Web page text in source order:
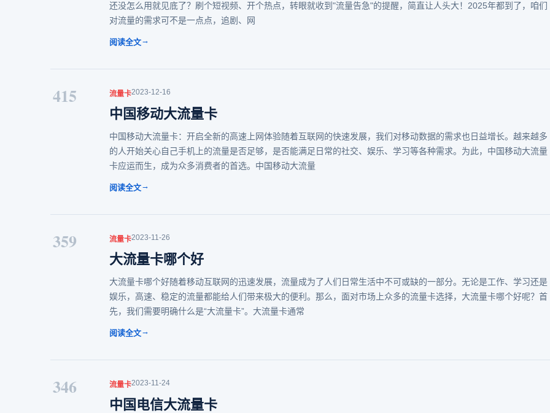
还没怎么用就见底了？刷个短视频、开个热点，转眼就收到"流量告急"的提醒，简直让人头大！2025年都到了，咱们
对流量的需求可不是一点点，追剧、网
阅读全文→
415 流量卡2023-12-16
中国移动大流量卡
中国移动大流量卡：开启全新的高速上网体验随着互联网的快速发展，我们对移动数据的需求也日益增长。越来越多
的人开始关心自己手机上的流量是否足够，是否能满足日常的社交、娱乐、学习等各种需求。为此，中国移动大流量
卡应运而生，成为众多消费者的首选。中国移动大流量
阅读全文→
359 流量卡2023-11-26
大流量卡哪个好
大流量卡哪个好随着移动互联网的迅速发展，流量成为了人们日常生活中不可或缺的一部分。无论是工作、学习还是
娱乐，高速、稳定的流量都能给人们带来极大的便利。那么，面对市场上众多的流量卡选择，大流量卡哪个好呢？首
先，我们需要明确什么是“大流量卡”。大流量卡通常
阅读全文→
346 流量卡2023-11-24
中国电信大流量卡